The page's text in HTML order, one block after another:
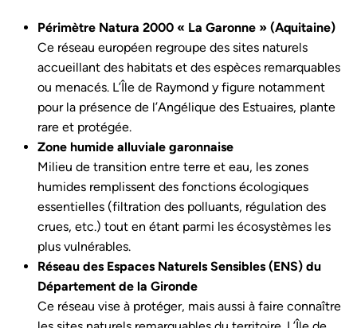
Périmètre Natura 2000 « La Garonne » (Aquitaine)
Ce réseau européen regroupe des sites naturels
accueillant des habitats et des espèces remarquables
ou menacés. L’Île de Raymond y figure notamment
pour la présence de l’Angélique des Estuaires, plante
rare et protégée.
Zone humide alluviale garonnaise
Milieu de transition entre terre et eau, les zones
humides remplissent des fonctions écologiques
essentielles (filtration des polluants, régulation des
crues, etc.) tout en étant parmi les écosystèmes les
plus vulnérables.
Réseau des Espaces Naturels Sensibles (ENS) du
Département de la Gironde
Ce réseau vise à protéger, mais aussi à faire connaître